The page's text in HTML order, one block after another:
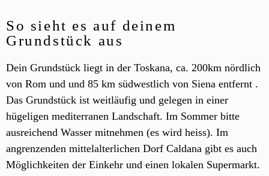
So sieht es auf deinem
Grundstück aus
Dein Grundstück liegt in der Toskana, ca. 200km nördlich
von Rom und und 85 km südwestlich von Siena entfernt .
Das Grundstück ist weitläufig und gelegen in einer
hügeligen mediterranen Landschaft. Im Sommer bitte
ausreichend Wasser mitnehmen (es wird heiss). Im
angrenzenden mittelalterlichen Dorf Caldana gibt es auch
Möglichkeiten der Einkehr und einen lokalen Supermarkt.